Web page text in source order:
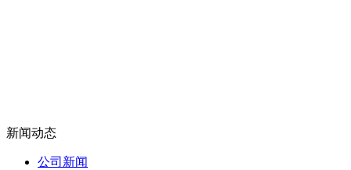
新闻动态
公司新闻